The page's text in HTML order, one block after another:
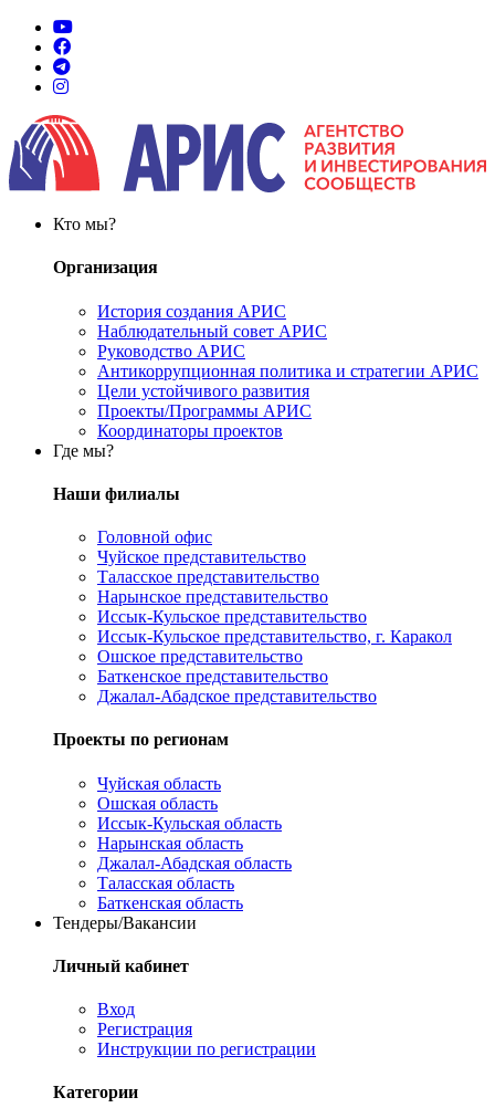
Кто мы?
Организация
История создания АРИС
Наблюдательный совет АРИС
Руководство АРИС
Антикоррупционная политика и стратегии АРИС
Цели устойчивого развития
Проекты/Программы АРИС
Координаторы проектов
Где мы?
Наши филиалы
Головной офис
Чуйское представительство
Таласское представительство
Нарынское представительство
Иссык-Кульское представительство
Иссык-Кульское представительство, г. Каракол
Ошское представительство
Баткенское представительство
Джалал-Абадское представительство
Проекты по регионам
Чуйская область
Ошская область
Иссык-Кульская область
Нарынская область
Джалал-Абадская область
Таласская область
Баткенская область
Тендеры/Вакансии
Личный кабинет
Вход
Регистрация
Инструкции по регистрации
Категории